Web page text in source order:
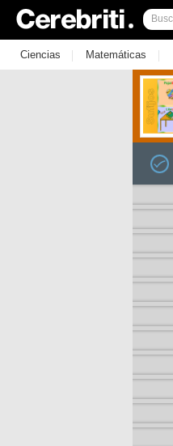
Ciencias | Matemáticas |